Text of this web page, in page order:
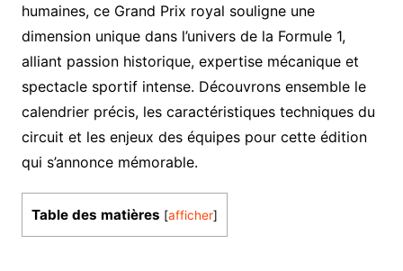
humaines, ce Grand Prix royal souligne une
dimension unique dans l’univers de la Formule 1,
alliant passion historique, expertise mécanique et
spectacle sportif intense. Découvrons ensemble le
calendrier précis, les caractéristiques techniques du
circuit et les enjeux des équipes pour cette édition
qui s’annonce mémorable.
Table des matières [afficher]